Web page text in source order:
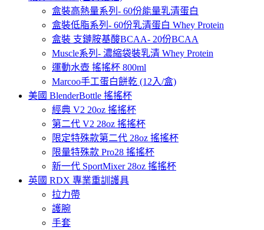
盒裝高熱量系列- 60份能量乳清蛋白
盒裝低脂系列- 60份乳清蛋白 Whey Protein
盒裝 支鏈胺基酸BCAA- 20份BCAA
Muscle系列- 濃縮袋裝乳清 Whey Protein
運動水壺 搖搖杯 800ml
Marcoo手工蛋白餅乾 (12入/盒)
美國 BlenderBottle 搖搖杯
經典 V2 20oz 搖搖杯
第二代 V2 28oz 搖搖杯
限定特殊款第二代 28oz 搖搖杯
限量特殊款 Pro28 搖搖杯
新一代 SportMixer 28oz 搖搖杯
英國 RDX 專業重訓護具
拉力帶
護腕
手套